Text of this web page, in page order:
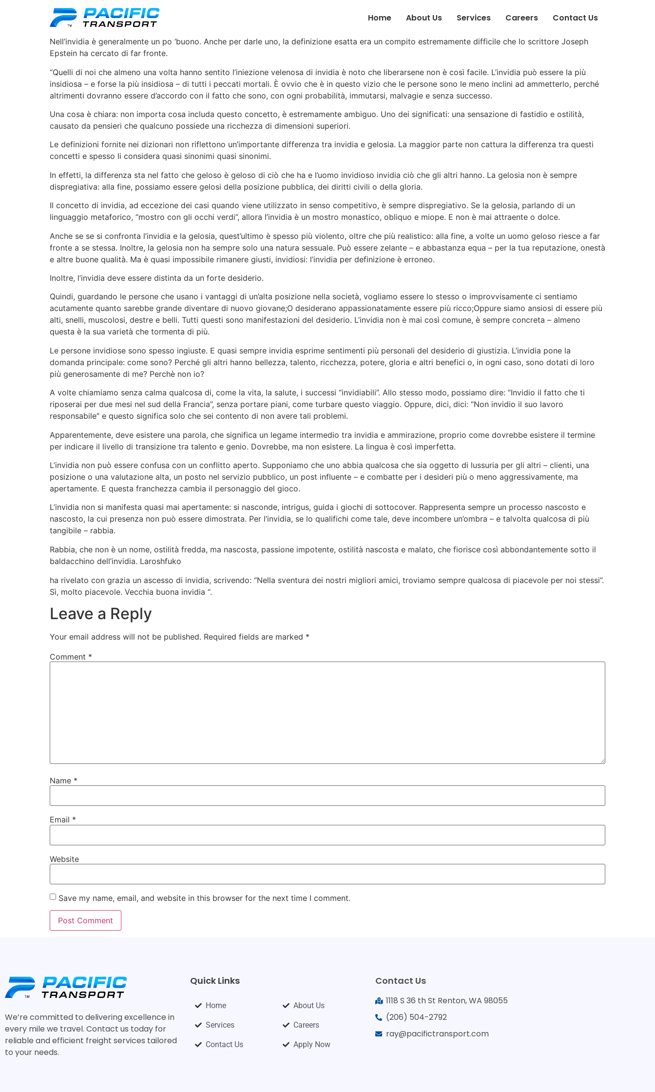
Home About Us Services Careers Contact Us
Nell’invidia è generalmente un po ‘buono. Anche per darle uno, la definizione esatta era un compito estremamente difficile che lo scrittore Joseph
Epstein ha cercato di far fronte.
“Quelli di noi che almeno una volta hanno sentito l’iniezione velenosa di invidia è noto che liberarsene non è così facile. L’invidia può essere la più
insidiosa – e forse la più insidiosa – di tutti i peccati mortali. È ovvio che è in questo vizio che le persone sono le meno inclini ad ammetterlo, perché
altrimenti dovranno essere d’accordo con il fatto che sono, con ogni probabilità, immutarsi, malvagie e senza successo.
Una cosa è chiara: non importa cosa includa questo concetto, è estremamente ambiguo. Uno dei significati: una sensazione di fastidio e ostilità,
causato da pensieri che qualcuno possiede una ricchezza di dimensioni superiori.
Le definizioni fornite nei dizionari non riflettono un’importante differenza tra invidia e gelosia. La maggior parte non cattura la differenza tra questi
concetti e spesso li considera quasi sinonimi quasi sinonimi.
In effetti, la differenza sta nel fatto che geloso è geloso di ciò che ha e l’uomo invidioso invidia ciò che gli altri hanno. La gelosia non è sempre
dispregiativa: alla fine, possiamo essere gelosi della posizione pubblica, dei diritti civili o della gloria.
Il concetto di invidia, ad eccezione dei casi quando viene utilizzato in senso competitivo, è sempre dispregiativo. Se la gelosia, parlando di un
linguaggio metaforico, “mostro con gli occhi verdi”, allora l’invidia è un mostro monastico, obliquo e miope. E non è mai attraente o dolce.
Anche se se si confronta l’invidia e la gelosia, quest’ultimo è spesso più violento, oltre che più realistico: alla fine, a volte un uomo geloso riesce a far
fronte a se stessa. Inoltre, la gelosia non ha sempre solo una natura sessuale. Può essere zelante – e abbastanza equa – per la tua reputazione, onestà
e altre buone qualità. Ma è quasi impossibile rimanere giusti, invidiosi: l’invidia per definizione è erroneo.
Inoltre, l’invidia deve essere distinta da un forte desiderio.
Quindi, guardando le persone che usano i vantaggi di un’alta posizione nella società, vogliamo essere lo stesso o improvvisamente ci sentiamo
acutamente quanto sarebbe grande diventare di nuovo giovane;O desiderano appassionatamente essere più ricco;Oppure siamo ansiosi di essere più
alti, snelli, muscolosi, destre e belli. Tutti questi sono manifestazioni del desiderio. L’invidia non è mai così comune, è sempre concreta – almeno
questa è la sua varietà che tormenta di più.
Le persone invidiose sono spesso ingiuste. E quasi sempre invidia esprime sentimenti più personali del desiderio di giustizia. L’invidia pone la
domanda principale: come sono? Perché gli altri hanno bellezza, talento, ricchezza, potere, gloria e altri benefici o, in ogni caso, sono dotati di loro
più generosamente di me? Perchè non io?
A volte chiamiamo senza calma qualcosa di, come la vita, la salute, i successi “invidiabili”. Allo stesso modo, possiamo dire: “Invidio il fatto che ti
riposerai per due mesi nel sud della Francia”, senza portare piani, come turbare questo viaggio. Oppure, dici, dici: “Non invidio il suo lavoro
responsabile” e questo significa solo che sei contento di non avere tali problemi.
Apparentemente, deve esistere una parola, che significa un legame intermedio tra invidia e ammirazione, proprio come dovrebbe esistere il termine
per indicare il livello di transizione tra talento e genio. Dovrebbe, ma non esistere. La lingua è così imperfetta.
L’invidia non può essere confusa con un conflitto aperto. Supponiamo che uno abbia qualcosa che sia oggetto di lussuria per gli altri – clienti, una
posizione o una valutazione alta, un posto nel servizio pubblico, un post influente – e combatte per i desideri più o meno aggressivamente, ma
apertamente. E questa franchezza cambia il personaggio del gioco.
L’invidia non si manifesta quasi mai apertamente: si nasconde, intrigus, guida i giochi di sottocover. Rappresenta sempre un processo nascosto e
nascosto, la cui presenza non può essere dimostrata. Per l’invidia, se lo qualifichi come tale, deve incombere un’ombra – e talvolta qualcosa di più
tangibile – rabbia.
Rabbia, che non è un nome, ostilità fredda, ma nascosta, passione impotente, ostilità nascosta e malato, che fiorisce così abbondantemente sotto il
baldacchino dell’invidia. Laroshfuko
Qualunque sia la tua freddezza collegata, non provare a disperare e pensare di essere frigido! Forse la tua sensualità non è ancora stata risvegliata al
massimo. Se il precedente interesse per il sesso era, e poi per qualche ragione è scomparso, cerca di scoprire la ragione ed eliminarlo. Non è
approccio speciale.
ha rivelato con grazia un ascesso di invidia, scrivendo: “Nella sventura dei nostri migliori amici, troviamo sempre qualcosa di piacevole per noi stessi”.
Sì, molto piacevole. Vecchia buona invidia “.
Leave a Reply
Your email address will not be published. Required fields are marked *
Comment *
Name *
Email *
Website
Save my name, email, and website in this browser for the next time I comment.
We’re committed to delivering excellence in
every mile we travel. Contact us today for
reliable and efficient freight services tailored
to your needs.
Quick Links
Home
Services
Contact Us
About Us
Careers
Apply Now
Contact Us
1118 S 36 th St Renton, WA 98055
(206) 504-2792
ray@pacifictransport.com